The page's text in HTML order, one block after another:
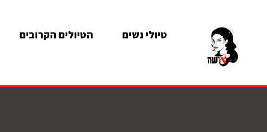
טיולי נשים הטיולים הקרובים